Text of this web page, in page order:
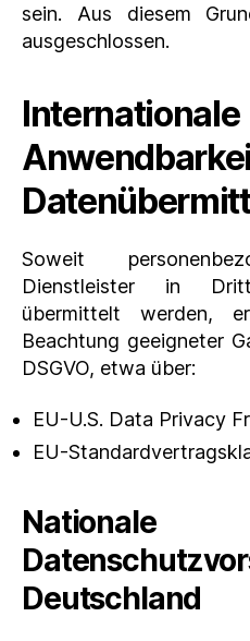
sein. Aus diesem
ausgeschlossen.
Internationale
Soweit
Dienstleister in
übermittelt werden,
Beachtung geeigneter
DSGVO, etwa über:
EU-U.S. Data Privacy
EU-
Nationale
Deutschland